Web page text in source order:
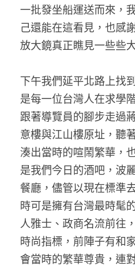
一批發坐船運送而來，
己還能在這看見，也感
放大鏡真正瞧見一些些
下午我們延平北路上找
是每一位台灣人在求學
跟著導覽員的腳步走過
意樓與江山樓原址，聽
湊出當時的喧鬧繁華，
是我們今日的酒吧，波
餐廳，儘管以現在標準
時可是擁有台灣最時髦
人雅士、政商名流前往
時尚指標，前陣子有和
會當時的繁華尊貴，連